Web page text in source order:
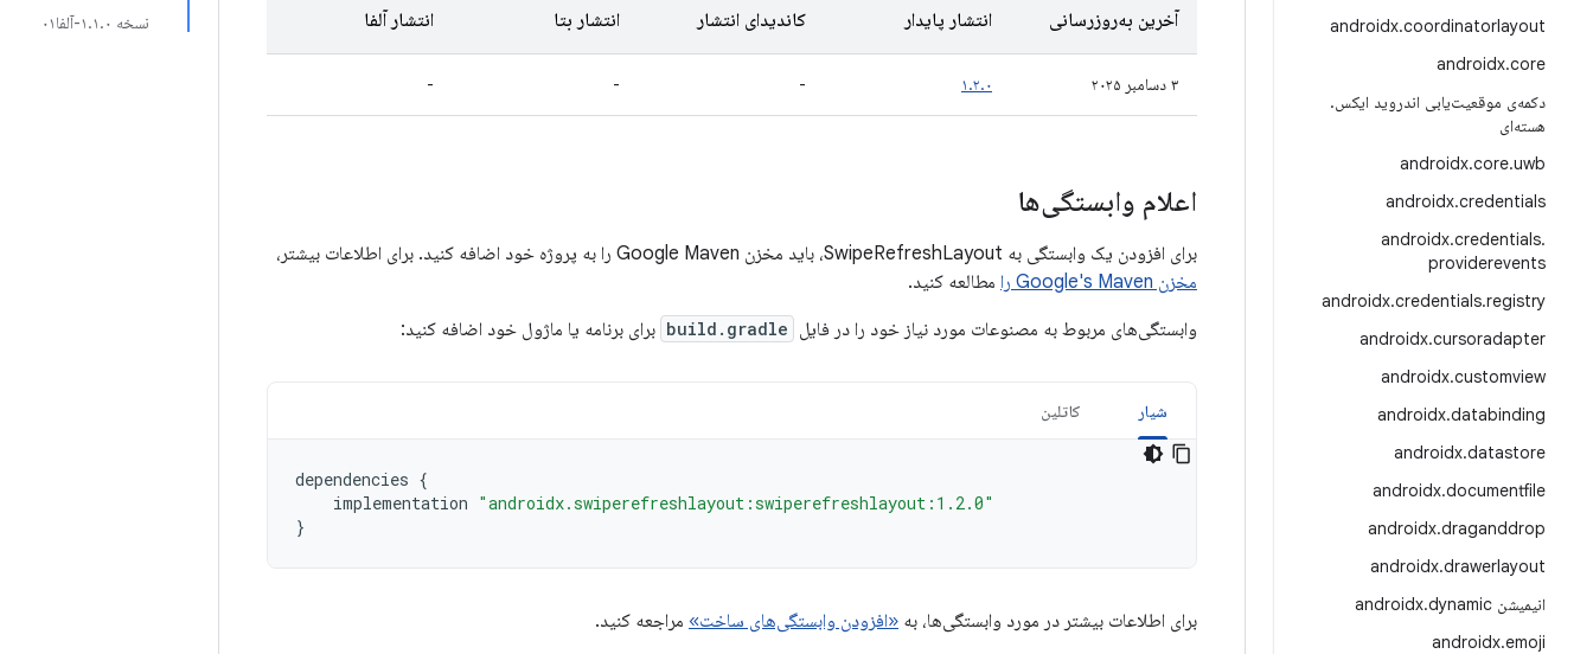
androidx.coordinatorlayout
androidx.core
دکمه‌ی موقعیت‌یابی اندروید ایکس.
هسته‌ای
androidx.core.uwb
androidx.credentials
androidx.credentials.
providerevents
androidx.credentials.registry
androidx.cursoradapter
androidx.customview
androidx.databinding
androidx.datastore
androidx.documentfile
androidx.draganddrop
androidx.drawerlayout
انیمیشن androidx
.dynamic
androidx.emoji
نسخه ۱.۱.۰-آلفا۰۱
آخرین به‌روزرسانی انتشار پایدار کاندیدای انتشار انتشار بتا انتشار آلفا
۳ دسامبر ۲۰۲۵ ۱.۲.۰ -
-
-
اعلام وابستگی‌ها
برای افزودن یک وابستگی به SwipeRefreshLayout، باید مخزن Google Maven را به پروژه خود اضافه کنید. برای اطلاعات بیشتر،
مخزن Google's Maven را
مطالعه کنید.
وابستگی‌های مربوط به مصنوعات مورد نیاز خود را در فایل build.gradle برای برنامه یا ماژول خود اضافه کنید:
شیار کاتلین
dependencies {
implementation "androidx.swiperefreshlayout:swiperefreshlayout:1.2.0"
}
برای اطلاعات بیشتر در مورد وابستگی‌ها، به «افزودن وابستگی‌های ساخت» مراجعه کنید.